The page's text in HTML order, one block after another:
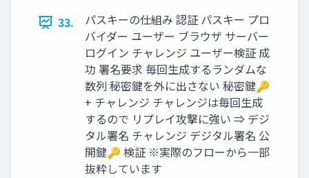
33.
パスキーの仕組み 認証 パスキー プロ
バイダー ユーザー ブラウザ サーバー
ログイン チャレンジ ユーザー検証 成
功 署名要求 毎回生成するランダムな
数列 秘密鍵を外に出さない 秘密鍵🔑
+ チャレンジ チャレンジは毎回生成
するので リプレイ攻撃に強い ⇒ デジ
タル署名 チャレンジ デジタル署名 公
開鍵🔑 検証 ※実際のフローから一部
抜粋しています